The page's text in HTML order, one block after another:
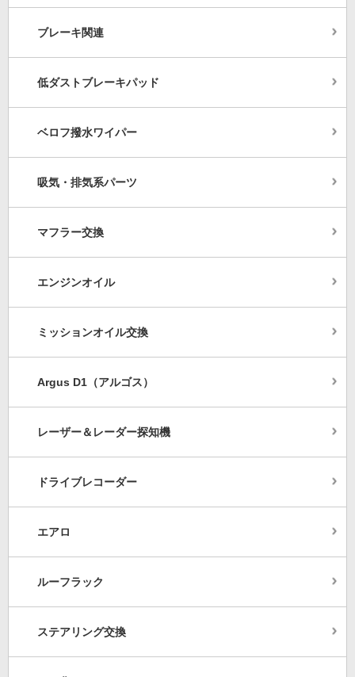
ブレーキ関連
低ダストブレーキパッド
ベロフ撥水ワイパー
吸気・排気系パーツ
マフラー交換
エンジンオイル
ミッションオイル交換
Argus D1（アルゴス）
レーザー＆レーダー探知機
ドライブレコーダー
エアロ
ルーフラック
ステアリング交換